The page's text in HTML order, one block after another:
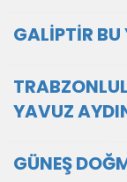
GALİPTİR
YAVUZ
GÜNEŞ